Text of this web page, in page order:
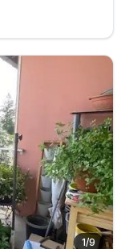
1/9